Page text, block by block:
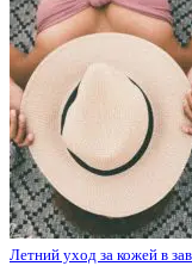
Летний уход за кожей в